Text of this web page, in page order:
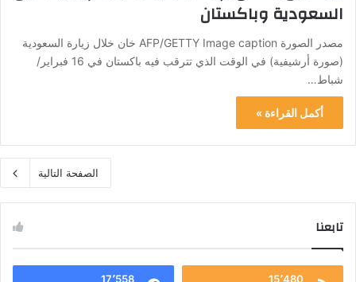
السعودية وباكستان
مصدر الصورة AFP/GETTY Image caption خان خلال زيارة السعودية
(صورة أرشيفية) في الوقت الذي تترقب فيه باكستان في 16 فبراير/
شباط…
أكمل القراءة »
الصفحة التالية
تابعنا
15٬480 17٬558